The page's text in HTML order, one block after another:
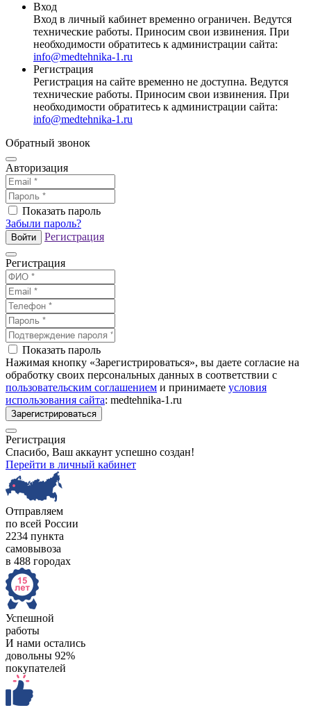
Вход
Вход в личный кабинет временно ограничен. Ведутся
технические работы. Приносим свои извинения. При
необходимости обратитесь к администрации сайта:
info@medtehnika-1.ru
Регистрация
Регистрация на сайте временно не доступна. Ведутся
технические работы. Приносим свои извинения. При
необходимости обратитесь к администрации сайта:
info@medtehnika-1.ru
Обратный звонок
Авторизация
Показать пароль
Забыли пароль?
Войти Регистрация
Регистрация
Показать пароль
Нажимая кнопку «Зарегистрироваться», вы даете согласие на
обработку своих персональных данных в соответствии с
пользовательским соглашением и принимаете условия
использования сайта: medtehnika-1.ru
Зарегистрироваться
Регистрация
Спасибо, Ваш аккаунт успешно создан!
Перейти в личный кабинет
Отправляем
по всей России
2234 пункта
самовывоза
в 488 городах
Успешной
работы
И нами остались
довольны 92%
покупателей